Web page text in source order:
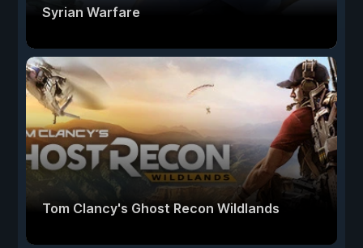
Syrian Warfare
Tom Clancy's Ghost Recon Wildlands